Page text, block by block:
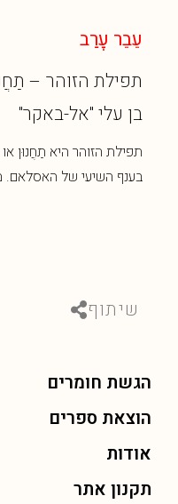
עֵבֵר עׇרַב
תפילת הזוהר –
בן עלי "אל-באקר"
תפילת הזוהר היא תַחֲנוּן
בענף השיעי של האסלאם.
שיתוף
הגשת חומרים
הוצאת ספרים
אודות
תקנון אתר